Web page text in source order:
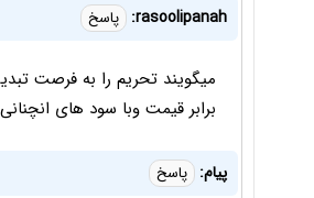
rasoolipanah: پاسخ
میگویند تحریم را به فرصت
برابر قیمت وبا سود های
پیام: پاسخ